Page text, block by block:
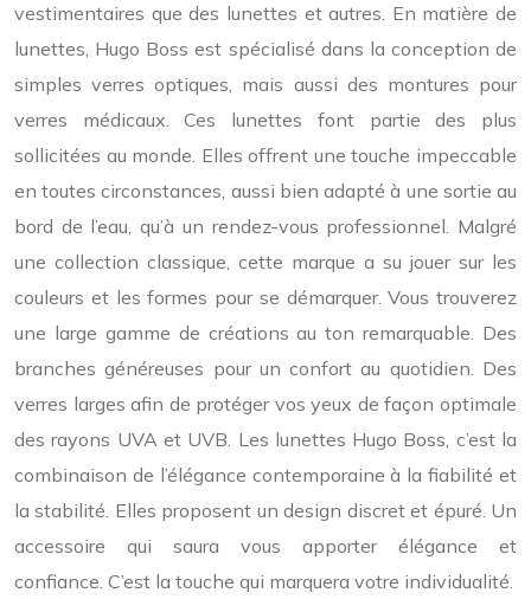
vestimentaires que des lunettes et autres. En matière de
lunettes, Hugo Boss est spécialisé dans la conception de
simples verres optiques, mais aussi des montures pour
verres médicaux. Ces lunettes font partie des plus
sollicitées au monde. Elles offrent une touche impeccable
en toutes circonstances, aussi bien adapté à une sortie au
bord de l’eau, qu’à un rendez-vous professionnel. Malgré
une collection classique, cette marque a su jouer sur les
couleurs et les formes pour se démarquer. Vous trouverez
une large gamme de créations au ton remarquable. Des
branches généreuses pour un confort au quotidien. Des
verres larges afin de protéger vos yeux de façon optimale
des rayons UVA et UVB. Les lunettes Hugo Boss, c’est la
combinaison de l’élégance contemporaine à la fiabilité et
la stabilité. Elles proposent un design discret et épuré. Un
accessoire qui saura vous apporter élégance et
confiance. C’est la touche qui marquera votre individualité.